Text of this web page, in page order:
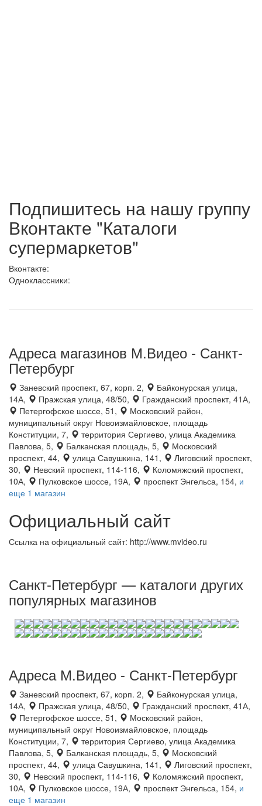
Подпишитесь на нашу группу
Вконтакте "Каталоги
супермаркетов"
Вконтакте:
Одноклассники:
Адреса магазинов М.Видео - Санкт-
Петербург
Заневский проспект, 67, корп. 2,
Байконурская улица,
14А,
Пражская улица, 48/50,
Гражданский проспект, 41А,
Петергофское шоссе, 51,
Московский район,
муниципальный округ Новоизмайловское, площадь
Конституции, 7,
территория Сергиево, улица Академика
Павлова, 5,
Балканская площадь, 5,
Московский
проспект, 44,
улица Савушкина, 141,
Лиговский проспект,
30,
Невский проспект, 114-116,
Коломяжский проспект,
10А,
Пулковское шоссе, 19А, проспект Энгельса, 154, и
еще 1 магазин
Официальный сайт
Ссылка на официальный сайт: http://www.mvideo.ru
Санкт-Петербург — каталоги других
популярных магазинов
Адреса М.Видео - Санкт-Петербург
Заневский проспект, 67, корп. 2,
Байконурская улица,
14А,
Пражская улица, 48/50,
Гражданский проспект, 41А,
Петергофское шоссе, 51,
Московский район,
муниципальный округ Новоизмайловское, площадь
Конституции, 7,
территория Сергиево, улица Академика
Павлова, 5,
Балканская площадь, 5,
Московский
проспект, 44,
улица Савушкина, 141,
Лиговский проспект,
30,
Невский проспект, 114-116,
Коломяжский проспект,
10А,
Пулковское шоссе, 19А, проспект Энгельса, 154, и
еще 1 магазин